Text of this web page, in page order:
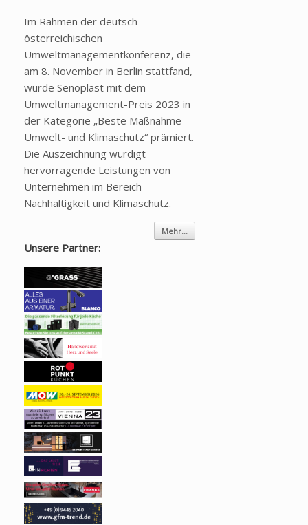
Im Rahmen der deutsch-
österreichischen
Umweltmanagementkonferenz, die
am 8. November in Berlin stattfand,
wurde Senoplast mit dem
Umweltmanagement-Preis 2023 in
der Kategorie „Beste Maßnahme
Umwelt- und Klimaschutz“ prämiert.
Die Auszeichnung würdigt
hervorragende Leistungen von
Unternehmen im Bereich
Nachhaltigkeit und Klimaschutz.
Mehr...
Unsere Partner: